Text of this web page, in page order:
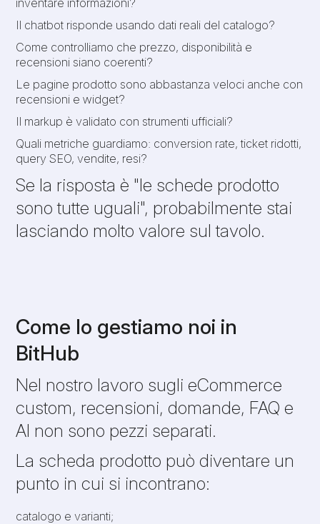
Il chatbot risponde usando dati reali del catalogo?
Come controlliamo che prezzo, disponibilità e
recensioni siano coerenti?
Le pagine prodotto sono abbastanza veloci anche con
recensioni e widget?
Il markup è validato con strumenti ufficiali?
Quali metriche guardiamo: conversion rate, ticket ridotti,
query SEO, vendite, resi?
Se la risposta è "le schede prodotto
sono tutte uguali", probabilmente stai
lasciando molto valore sul tavolo.
Come lo gestiamo noi in
BitHub
Nel nostro lavoro sugli eCommerce
custom, recensioni, domande, FAQ e
AI non sono pezzi separati.
La scheda prodotto può diventare un
punto in cui si incontrano:
catalogo e varianti;